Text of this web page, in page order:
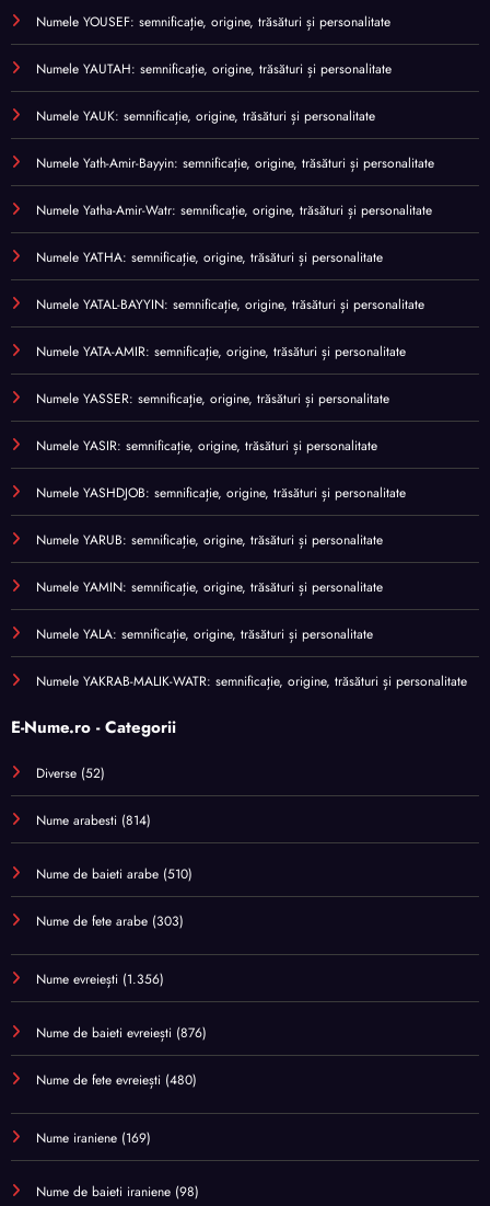
Numele YOUSEF: semnificație, origine, trăsături și personalitate
Numele YAUTAH: semnificație, origine, trăsături și personalitate
Numele YAUK: semnificație, origine, trăsături și personalitate
Numele Yath-Amir-Bayyin: semnificație, origine, trăsături și personalitate
Numele Yatha-Amir-Watr: semnificație, origine, trăsături și personalitate
Numele YATHA: semnificație, origine, trăsături și personalitate
Numele YATAL-BAYYIN: semnificație, origine, trăsături și personalitate
Numele YATA-AMIR: semnificație, origine, trăsături și personalitate
Numele YASSER: semnificație, origine, trăsături și personalitate
Numele YASIR: semnificație, origine, trăsături și personalitate
Numele YASHDJOB: semnificație, origine, trăsături și personalitate
Numele YARUB: semnificație, origine, trăsături și personalitate
Numele YAMIN: semnificație, origine, trăsături și personalitate
Numele YALA: semnificație, origine, trăsături și personalitate
Numele YAKRAB-MALIK-WATR: semnificație, origine, trăsături și personalitate
E-Nume.ro - Categorii
Diverse (52)
Nume arabesti (814)
Nume de baieti arabe (510)
Nume de fete arabe (303)
Nume evreiești (1.356)
Nume de baieti evreiești (876)
Nume de fete evreiești (480)
Nume iraniene (169)
Nume de baieti iraniene (98)